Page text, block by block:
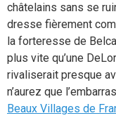
châtelains sans se
dresse fièrement
la forteresse de
plus vite qu’une
rivaliserait presque
n’aurez que
Beaux Villages de